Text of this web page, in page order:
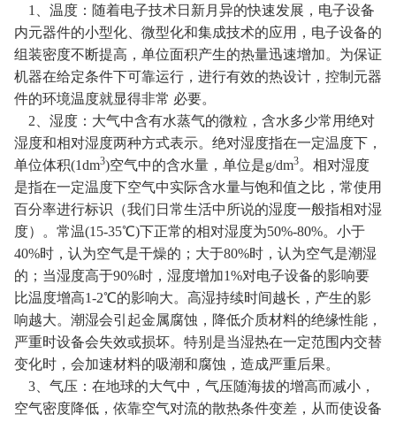
1
、温度：随着电子技术日新月异的快速发展，电子设备
内元器件的小型化、微型化和集成技术的应用，电子设备的
组装密度不断提高，单位面积产生的热量迅速增加。为保证
机器在给定条件下可靠运行，进行有效的热设计，控制元器
件的环境温度就显得非常 必要。
2 、湿度：大气中含有水蒸气的微粒，含水多少常用绝对
湿度和相对湿度两种方式表示。绝对湿度指在一定温度下，
单位体积(1dm3)空气中的含水量，单位是g/dm3。相对湿度
是指在一定温度下空气中实际含水量与饱和值之比，常使用
百分率进行标识（我们日常生活中所说的湿度一般指相对湿
度）。常温(15-35℃)下正常的相对湿度为50%-80%。小于
40%时，认为空气是干燥的；大于80%时，认为空气是潮湿
的；当湿度高于90%时，湿度增加1%对电子设备的影响要
比温度增高1-2℃的影响大。高湿持续时间越长，产生的影
响越大。潮湿会引起金属腐蚀，降低介质材料的绝缘性能，
严重时设备会失效或损坏。特别是当湿热在一定范围内交替
变化时，会加速材料的吸潮和腐蚀，造成严重后果。
3、气压：在地球的大气中，气压随海拔的增高而减小，
空气密度降低，依靠空气对流的散热条件变差，从而使设备